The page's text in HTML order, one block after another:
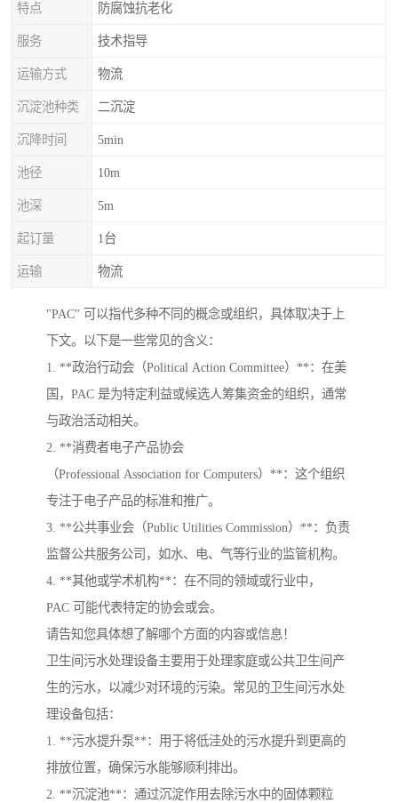
特点 防腐蚀抗老化
服务 技术指导
运输方式 物流
沉淀池种类 二沉淀
沉降时间 5min
池径 10m
池深 5m
起订量 1台
运输 物流
"PAC" 可以指代多种不同的概念或组织，具体取决于上
下文。以下是一些常见的含义：
1. **政治行动会（Political Action Committee）**：在美
国，PAC 是为特定利益或候选人筹集资金的组织，通常
与政治活动相关。
2. **消费者电子产品协会
（Professional Association for Computers）**：这个组织
专注于电子产品的标准和推广。
3. **公共事业会（Public Utilities Commission）**：负责
监督公共服务公司，如水、电、气等行业的监管机构。
4. **其他或学术机构**：在不同的领域或行业中，
PAC 可能代表特定的协会或会。
请告知您具体想了解哪个方面的内容或信息！
卫生间污水处理设备主要用于处理家庭或公共卫生间产
生的污水，以减少对环境的污染。常见的卫生间污水处
理设备包括：
1. **污水提升泵**：用于将低洼处的污水提升到更高的
排放位置，确保污水能够顺利排出。
2. **沉淀池**：通过沉淀作用去除污水中的固体颗粒